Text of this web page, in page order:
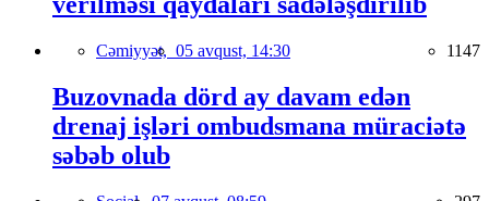
Cəmiyyət, 05 avqust, 14:30 1147
Buzovnada dörd ay davam edən
drenaj işləri ombudsmana müraciətə
səbəb olub